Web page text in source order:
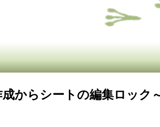
からシートの編集ロック